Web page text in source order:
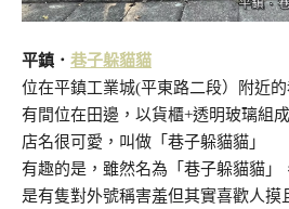
平鎮． 巷子躲貓貓
位在平鎮工業城(平東路二段）附近
有間位在田邊，以貨櫃+透明玻璃組
店名很可愛，叫做「巷子躲貓貓」
有趣的是，雖然名為「巷子躲貓貓」
是有隻對外號稱害羞但其實喜歡人摸